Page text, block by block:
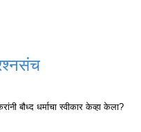
बौध्द धर्माचा स्वीकार केव्हा केला?